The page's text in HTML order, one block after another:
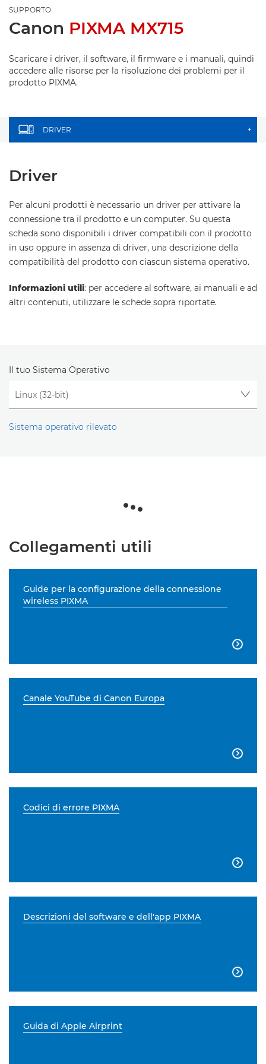
SUPPORTO
Canon PIXMA MX715
Scaricare i driver, il software, il firmware e i manuali, quindi
accedere alle risorse per la risoluzione dei problemi per il
prodotto PIXMA.
DRIVER +
Driver
Per alcuni prodotti è necessario un driver per attivare la
connessione tra il prodotto e un computer. Su questa
scheda sono disponibili i driver compatibili con il prodotto
in uso oppure in assenza di driver, una descrizione della
compatibilità del prodotto con ciascun sistema operativo.
Informazioni utili: per accedere al software, ai manuali e ad
altri contenuti, utilizzare le schede sopra riportate.
Il tuo Sistema Operativo
Sistema operativo rilevato
Collegamenti utili
Guide per la configurazione della connessione
wireless PIXMA

Canale YouTube di Canon Europa

Codici di errore PIXMA

Descrizioni del software e dell'app PIXMA

Guida di Apple Airprint